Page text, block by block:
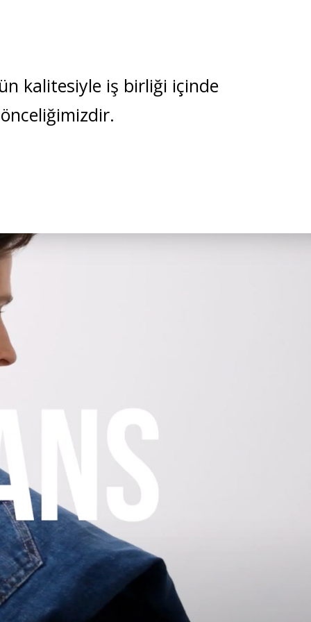
kalitesiyle iş birliği içinde